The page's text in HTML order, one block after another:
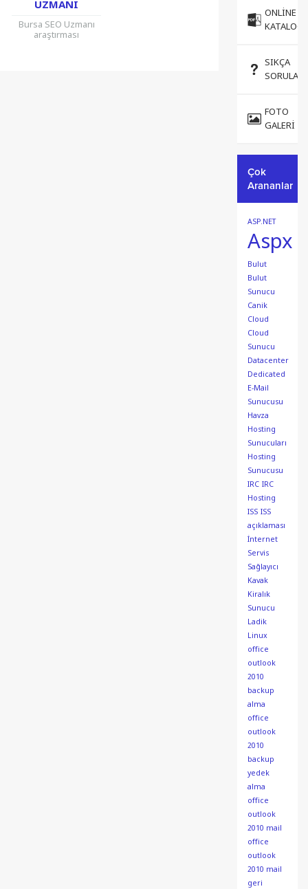
UZMANI
Bursa SEO Uzmanı
araştırması
ONLINE
KATALOG
SIKÇA
FOTO
GALERI
Çok
Arananlar
ASP.NET
Aspx
Bulut
Bulut
Sunucu
Canik
Cloud
Cloud
Sunucu
Datacenter
Dedicated
E-Mail
Sunucusu
Havza
Hosting
Sunucuları
Hosting
Sunucusu
IRC IRC
Hosting
ISS ISS
açıklaması
İnternet
Servis
Sağlayıcı
Kavak
Kiralık
Sunucu
Ladik
Linux
office
outlook
2010
backup
alma
office
outlook
2010
backup
yedek
alma
office
outlook
2010 mail
office
outlook
2010 mail
geri